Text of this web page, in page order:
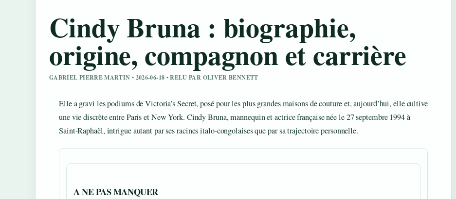
Cindy Bruna : biographie,
origine, compagnon et carrière
GABRIEL PIERRE MARTIN • 2026-06-18 • RELU PAR OLIVER BENNETT
Elle a gravi les podiums de Victoria’s Secret, posé pour les plus grandes maisons de couture et, aujourd’hui, elle cultive
une vie discrète entre Paris et New York. Cindy Bruna, mannequin et actrice française née le 27 septembre 1994 à
Saint-Raphaël, intrigue autant par ses racines italo-congolaises que par sa trajectoire personnelle.
A NE PAS MANQUER